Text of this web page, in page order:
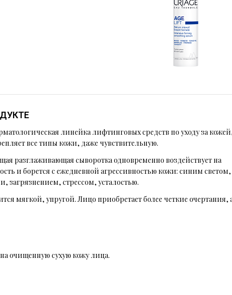
линейка лифтинговых средств по уходу за
все типы кожи, даже чувствительную.
разглаживающая сыворотка одновременно воздействует на
и борется с ежедневной агрессивностью кожи: синим светом,
загрязнением, стрессом, усталостью.
мягкой, упругой. Лицо приобретает более четкие очертания,
очищенную сухую кожу лица.